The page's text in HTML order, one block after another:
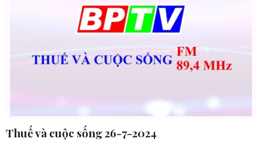
Thuế và cuộc sống 26-7-2024